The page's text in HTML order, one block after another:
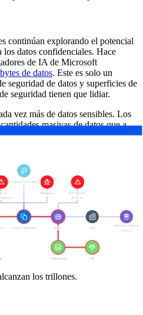
continúan explorando el potencial
datos confidenciales. Hace
de IA de Microsoft
de datos. Este es solo un
seguridad de datos y superficies de
seguridad tienen que lidiar.
vez más de datos sensibles. Los
masivas de datos que a
como información de
financieros y registros de salud.
de entrenamiento de IA en la
capaces de
herramienta DSPM debe ser
los datos de entrenamiento
proactiva las rutas de ataque a
organizaciones, la solución DSPM
evitar retrasos en el rendimiento
los trillones.